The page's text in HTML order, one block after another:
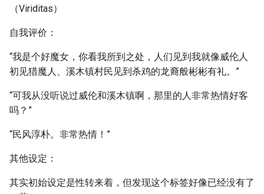
（Viriditas）
自我评价：
“我是个好魔女，你看我所到之处，人们见到我就像威伦人
初见猎魔人、溪木镇村民见到杀鸡的龙裔般彬彬有礼。”
“可我从没听说过威伦和溪木镇啊，那里的人非常热情好客
吗？”
“民风淳朴。非常热情！”
其他设定：
其实初始设定是性转来着，但发现这个标签好像已经没有了